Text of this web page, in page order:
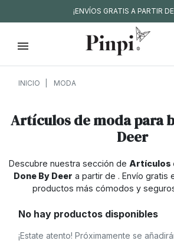
¡ENVÍOS GRATIS A PARTIR
INICIO MODA
Artículos de moda para
Deer
Descubre nuestra sección de Artículos
Done By Deer a partir de . Envío gratis
productos más cómodos y
No hay productos disponibles
¡Estate atento! Próximamente se